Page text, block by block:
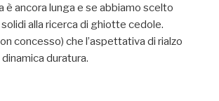
è ancora lunga e se abbiamo scelto
alla ricerca di ghiotte cedole.
concesso) che l’aspettativa di rialzo
duratura.